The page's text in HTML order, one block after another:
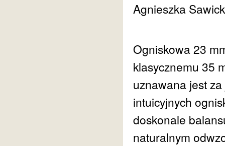
Agnieszka
Ogniskowa 23
klasycznemu 35
uznawana jest
intuicyjnych
doskonale
naturalnym